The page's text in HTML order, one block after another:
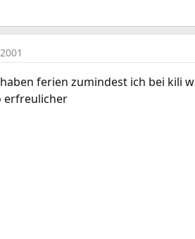
ferien zumindest ich bei kili
erfreulicher